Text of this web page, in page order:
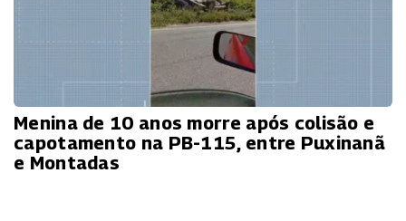
Menina de 10 anos morre após colisão e
capotamento na PB-115, entre Puxinanã
e Montadas